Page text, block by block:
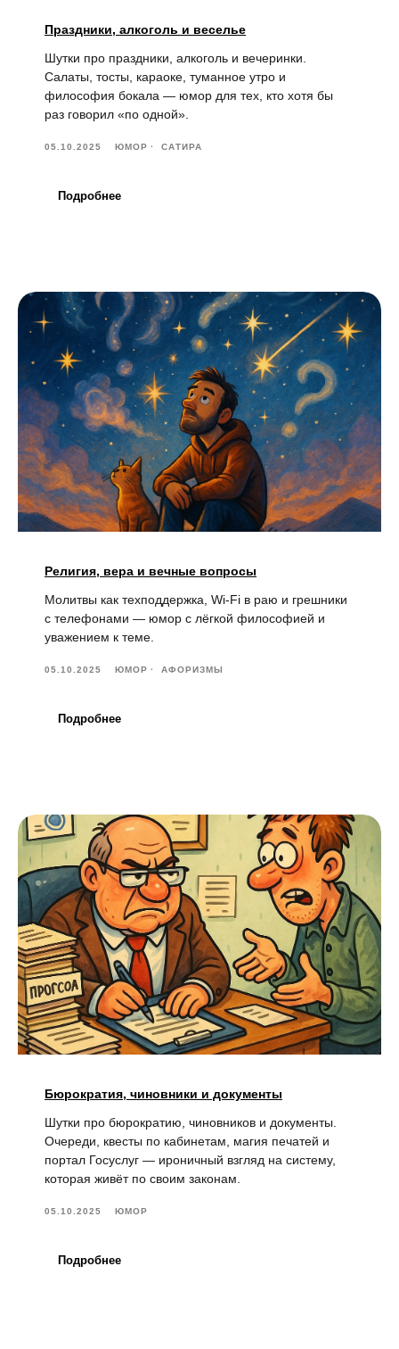
Праздники, алкоголь и веселье
Шутки про праздники, алкоголь и вечеринки.
Салаты, тосты, караоке, туманное утро и
философия бокала — юмор для тех, кто хотя бы
раз говорил «по одной».
05.10.2025 ЮМОР САТИРА
Подробнее
Религия, вера и вечные вопросы
Молитвы как техподдержка, Wi-Fi в раю и грешники
с телефонами — юмор с лёгкой философией и
уважением к теме.
05.10.2025 ЮМОР АФОРИЗМЫ
Подробнее
Бюрократия, чиновники и документы
Шутки про бюрократию, чиновников и документы.
Очереди, квесты по кабинетам, магия печатей и
портал Госуслуг — ироничный взгляд на систему,
которая живёт по своим законам.
05.10.2025 ЮМОР
Подробнее